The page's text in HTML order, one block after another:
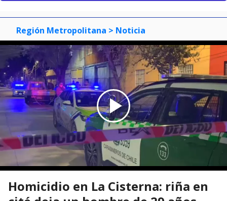
Región Metropolitana > Noticia
Homicidio en La Cisterna: riña en